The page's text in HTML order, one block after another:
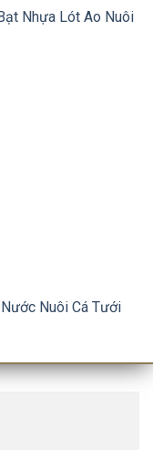
Nhựa Lót Ao Nuôi
Nuôi Cá Tưới